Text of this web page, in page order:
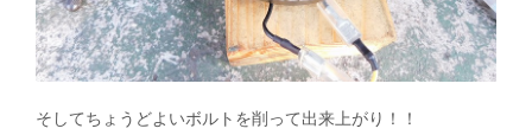
そしてちょうどよいボルトを削って出来上がり！！